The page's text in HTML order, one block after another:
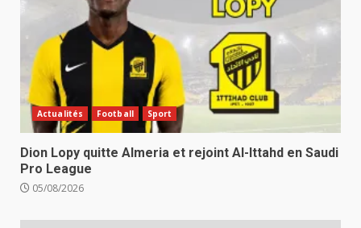
Actualités Football Sport
Dion Lopy quitte Almeria et rejoint Al-Ittahd en Saudi
Pro League
05/08/2026